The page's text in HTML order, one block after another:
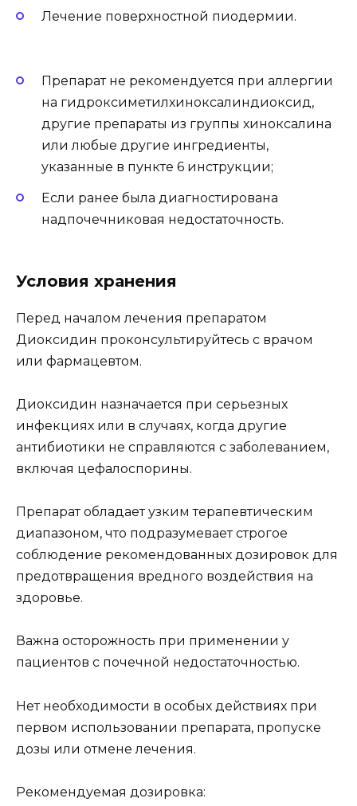
Лечение поверхностной пиодермии.
Препарат не рекомендуется при аллергии
на гидроксиметилхиноксалиндиоксид,
другие препараты из группы хиноксалина
или любые другие ингредиенты,
указанные в пункте 6 инструкции;
Если ранее была диагностирована
надпочечниковая недостаточность.
Условия хранения
Перед началом лечения препаратом
Диоксидин проконсультируйтесь с врачом
или фармацевтом.
Диоксидин назначается при серьезных
инфекциях или в случаях, когда другие
антибиотики не справляются с заболеванием,
включая цефалоспорины.
Препарат обладает узким терапевтическим
диапазоном, что подразумевает строгое
соблюдение рекомендованных дозировок для
предотвращения вредного воздействия на
здоровье.
Важна осторожность при применении у
пациентов с почечной недостаточностью.
Нет необходимости в особых действиях при
первом использовании препарата, пропуске
дозы или отмене лечения.
Рекомендуемая дозировка: